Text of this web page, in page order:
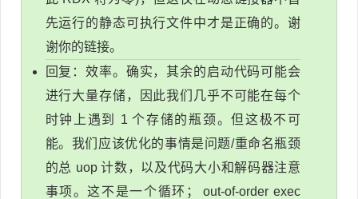
先运行的静态可执行文件中才是正确的。谢
谢你的链接。
回复：效率。确实，其余的启动代码可能会
进行大量存储，因此我们几乎不可能在每个
时钟上遇到 1 个存储的瓶颈。但这极不可
能。我们应该优化的事情是问题/重命名瓶颈
的总 uop 计数，以及代码大小和解码器注意
事项。这不是一个循环； out-of-order exec